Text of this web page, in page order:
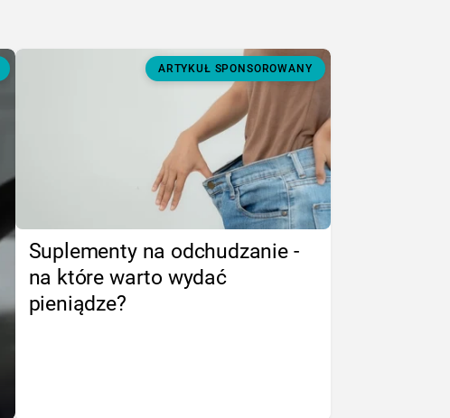
ARTYKUŁ SPONSOROWANY
Suplementy na odchudzanie -
na które warto wydać
pieniądze?